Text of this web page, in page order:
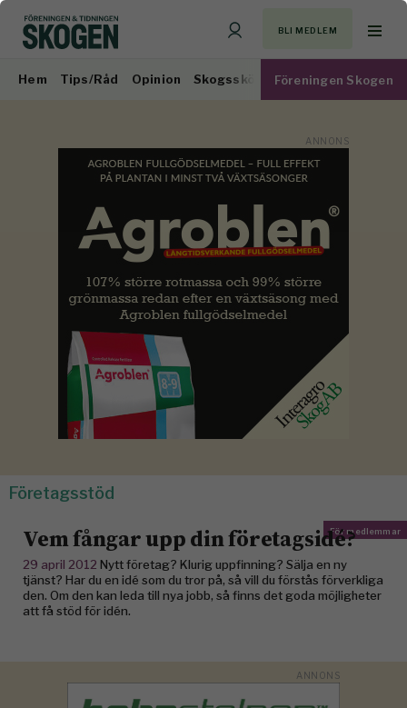
BLI MEDLEM
Hem Tips/Råd Opinion Skogsskötsel Virkesmarknad
Föreningen Skogen
Företagsstöd
För medlemmar
Vem fångar upp din företagsidé?
29 april 2012 Nytt företag? Klurig uppfinning? Sälja en ny
tjänst? Har du en idé som du tror på, så vill du förstås förverkliga
den. Om den kan leda till nya jobb, så finns det goda möjligheter
att få stöd för idén.